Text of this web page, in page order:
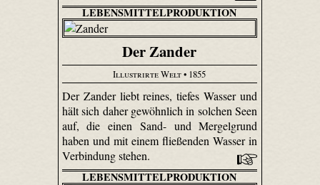
LEBENSMITTELPRODUKTION
Der Zander
Illustrirte Welt• 1855
Der Zander liebt reines, tiefes Wasser und
hält sich daher gewöhnlich in solchen Seen
auf, die einen Sand- und Mergelgrund
haben und mit einem fließenden Wasser in
Verbindung stehen.
LEBENSMITTELPRODUKTION